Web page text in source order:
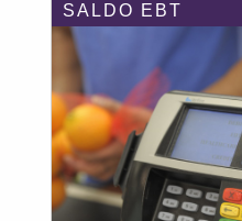
SALDO EBT